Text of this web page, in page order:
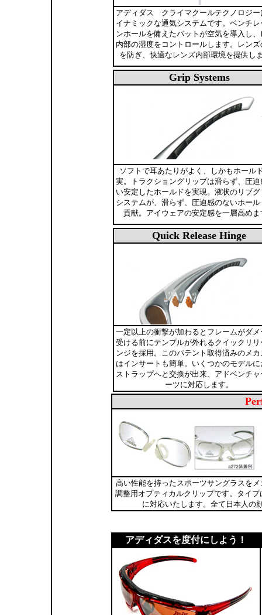
アディダス クライマクールテクノロジー
イナミックな通気システムです。ベンチレ
ンホールを備えたパットが空気を導入し、
内部の湿度をコントロールします。レンズ
を防ぎ、快適なレンズ内部環境を提供し
Grip Systems
ソフトで耳あたりがよく、しかもホール
実。トラクショングリップは滑らず、圧迫
い安定したホールドを実現。液状のリブグ
システムが、滑らず、圧迫感のないホール
貢献。アイウェアの安定感を一層高めま
Quick Release Hinge
一定以上の衝撃が加わるとフレームがダメ
受ける前にテンプルが外れるクイックリリ
ンジを採用。このパテント取得済みのメカ
はインサートも簡単。いくつかのモデルに
ストラップへと交換が出来、アドベンチャ
ーツに対応します。
高い性能を持ったスポーツサングラスを
調整用オプティカルクリップです。タイ
に対応いたします。全て日本人の
アディダスを度付にしよう！